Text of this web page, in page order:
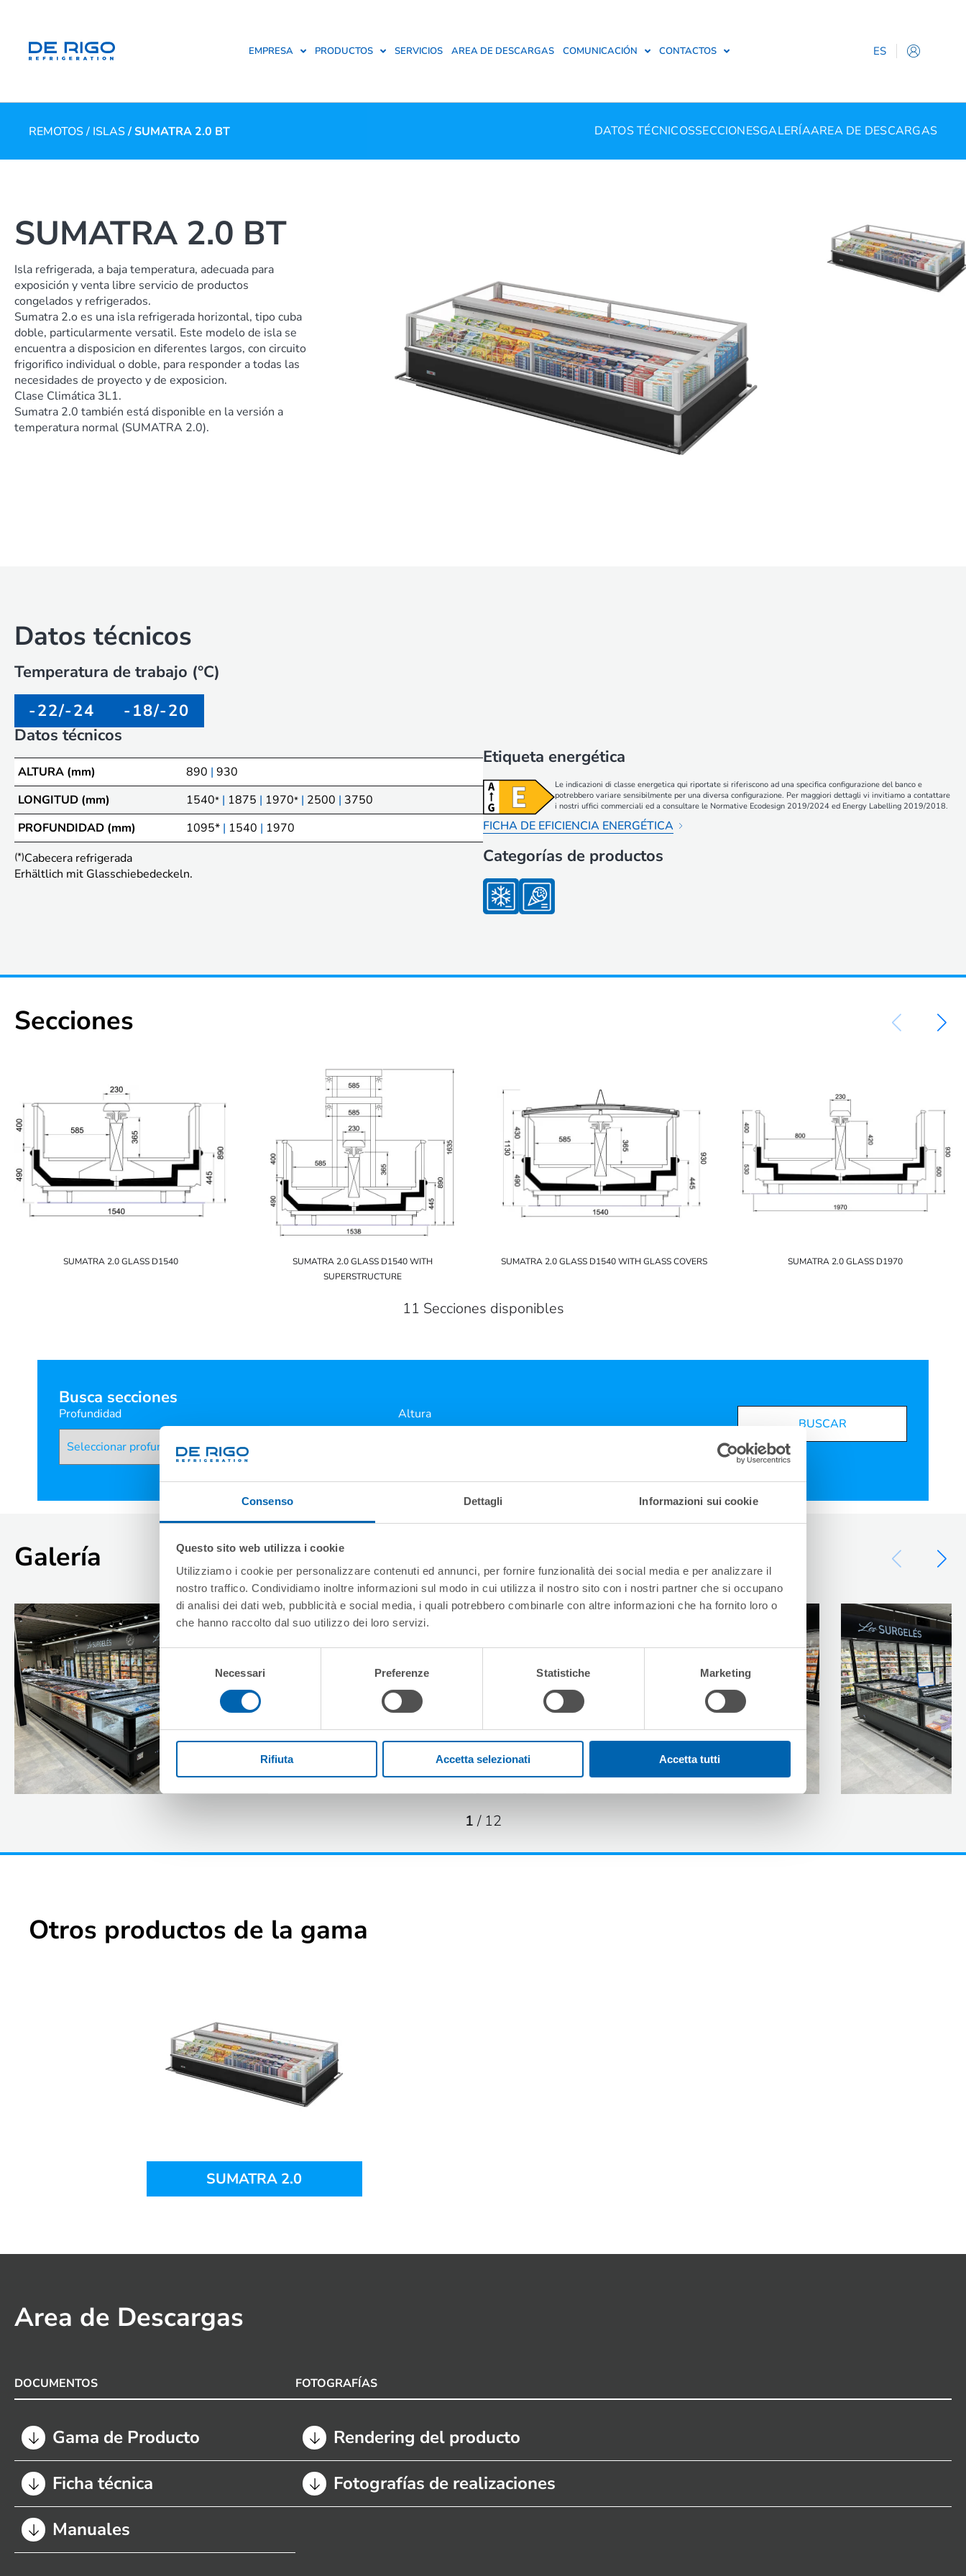
Consenso Dettagli Informazioni sui cookie
Questo sito web utilizza i cookie
Utilizziamo i cookie per personalizzare contenuti ed annunci, per fornire funzionalità dei social media e per analizzare il
nostro traffico. Condividiamo inoltre informazioni sul modo in cui utilizza il nostro sito con i nostri partner che si occupano
di analisi dei dati web, pubblicità e social media, i quali potrebbero combinarle con altre informazioni che ha fornito loro o
che hanno raccolto dal suo utilizzo dei loro servizi.
Selezione
del
consenso
Necessari Preferenze Statistiche Marketing
Rifiuta Accetta selezionati Accetta tutti
EMPRESA PRODUCTOS SERVICIOS AREA DE DESCARGAS COMUNICACIÓN CONTACTOS ES
FR
REMOTOS/ ISLAS/ SUMATRA 2.0 BT DATOS TÉCNICOSSECCIONESGALERÍAAREA DE DESCARGAS
SUMATRA 2.0 BT
Isla refrigerada, a baja temperatura, adecuada para
exposición y venta libre servicio de productos
congelados y refrigerados.
Sumatra 2.o es una isla refrigerada horizontal, tipo cuba
doble, particularmente versatil. Este modelo de isla se
encuentra a disposicion en diferentes largos, con circuito
frigorifico individual o doble, para responder a todas las
necesidades de proyecto y de exposicion.
Clase Climática 3L1.
Sumatra 2.0 también está disponible en la versión a
temperatura normal (SUMATRA 2.0).
Datos técnicos
Temperatura de trabajo (°C)
-22/-24
-18/-20
Datos técnicos
ALTURA (mm) 890 | 930
LONGITUD (mm)
1540* | 1875 | 1970* | 2500 | 3750
PROFUNDIDAD (mm)
1095* | 1540 | 1970
(*)Cabecera refrigerada
Erhältlich mit Glasschiebedeckeln.
Etiqueta energética
Le indicazioni di classe energetica qui riportate si riferiscono ad una specifica configurazione del banco e
potrebbero variare sensibilmente per una diversa configurazione. Per maggiori dettagli vi invitiamo a contattare
i nostri uffici commerciali ed a consultare le Normative Ecodesign 2019/2024 ed Energy Labelling 2019/2018.
FICHA DE EFICIENCIA ENERGÉTICA
Categorías de productos
Secciones
SUMATRA 2.0 GLASS D1540
SUMATRA 2.0 GLASS D1540 WITH
SUPERSTRUCTURE
SUMATRA 2.0 GLASS D1540 WITH GLASS COVERS SUMATRA 2.0 GLASS D1970
11 Secciones disponibles
Busca secciones
Profundidad Altura
BUSCAR
Galería
1/ 12
Otros productos de la gama
SUMATRA 2.0
Area de Descargas
DOCUMENTOS
Gama de Producto
Ficha técnica
Manuales
FOTOGRAFÍAS
Rendering del producto
Fotografías de realizaciones